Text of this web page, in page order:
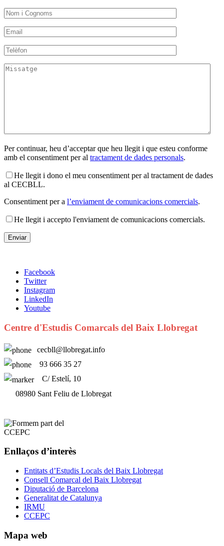
Per continuar, heu d’acceptar que heu llegit i que esteu conforme
amb el consentiment per al tractament de dades personals.
He llegit i dono el meu consentiment per al tractament de dades
al CECBLL.
Consentiment per a l’enviament de comunicacions comercials.
He llegit i accepto l'enviament de comunicacions comercials.
Facebook
Twitter
Instagram
LinkedIn
Youtube
Centre d'Estudis Comarcals del Baix Llobregat
cecbll@llobregat.info
93 666 35 27
C/ Estelí, 10
08980 Sant Feliu de Llobregat
Enllaços d’interès
Entitats d’Estudis Locals del Baix Llobregat
Consell Comarcal del Baix Llobregat
Diputació de Barcelona
Generalitat de Catalunya
IRMU
CCEPC
Mapa web